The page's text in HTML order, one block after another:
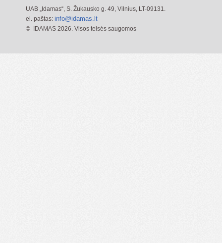
UAB „Idamas“, S. Žukausko g. 49, Vilnius, LT-09131.
el. paštas: info@idamas.lt
© IDAMAS 2026. Visos teisės saugomos